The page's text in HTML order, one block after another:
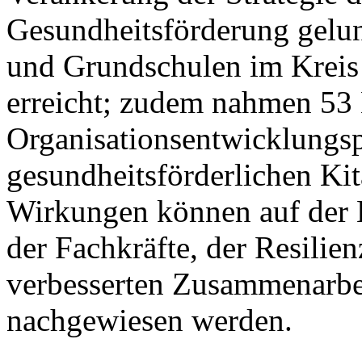
Gesundheitsförderung
und Grundschulen im
erreicht; zudem nahmen
gesundheitsförderlichen
Wirkungen können auf
der Fachkräfte, der
verbesserten
nachgewiesen werden.